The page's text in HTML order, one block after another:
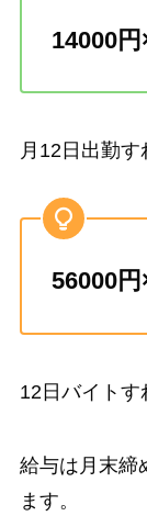
14000
月12日出勤す
56000
12日バイトす
給与は月末締
ます。